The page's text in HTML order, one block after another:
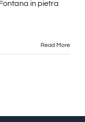
in pietra
Read More